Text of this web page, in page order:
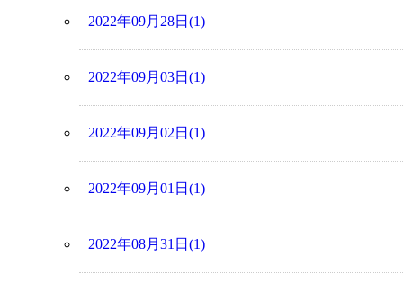
2022年09月28日(1)
2022年09月03日(1)
2022年09月02日(1)
2022年09月01日(1)
2022年08月31日(1)